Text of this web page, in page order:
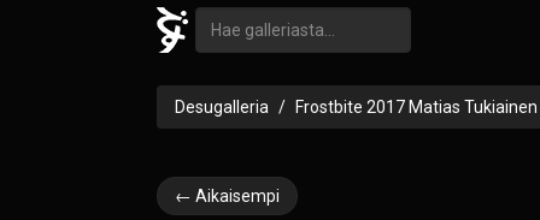
Desugalleria Frostbite 2017 Matias Tukiainen
← Aikaisempi